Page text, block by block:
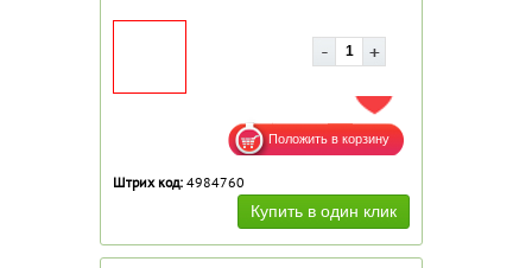
ДОБАВИТЬ В ИЗБРАННОЕ
Штрих код: 4984760